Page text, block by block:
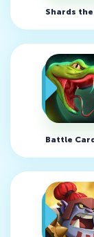
Shards the
Battle